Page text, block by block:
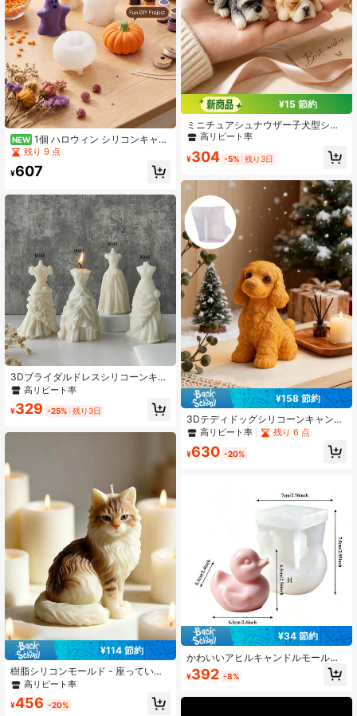
NEW 1個 ハロウィン シリコンキャン
ドルモールド、かぼちゃキャンドル/
用可能、ハロウィンの装飾、ホーム
ョン、ホリデーパーティーに適して
います、シリコンモールド、レジン
モールド、ワックスメルト
残り 9 点
¥607
3Dブライダルドレスシリコーンキャ
ンドルモールド、DIY手作り石鹸モー
ツール
高リピート率
¥329 -25% 残り3日
¥114 節約
樹脂シリコンモールド - 座っている
長毛猫シリコンモールド、ハンドメ
ープラスターデコレーション用の特
高リピート率
¥456 -20%
¥15 節約
ミニチュアシュナウザー子犬型シリ
コーンモールド、ブルドッグ手作り
り出しやすいプラスター樹脂石鹸シ
ション、パーティーギフト
#1 ベストセラー
に 新しい キャンドル型
高リピート率
#1 ベストセラー
高リピート率
#1 ベストセラー
高リピート率
#1 ベストセラー
高リピート率
¥304 -5% 残り3日
¥158 節約
3Dテディドッグシリコーンキャンド
ルモールドセット - アロマテラピー
キャンドル/手作石鹸/石膏/樹脂クラ
フト用、DIYエポキシ樹脂(ドロップ
グルームの装飾ギフトに最適、多目
的クラフトツール
高リピート率 残り 6 点
¥630 -20%
¥34 節約
かわいいアヒルキャンドルモール
ド、3Dアヒル型シリコンモールド、
ハンドメイドアロマキャンドル、石
¥392 -8%